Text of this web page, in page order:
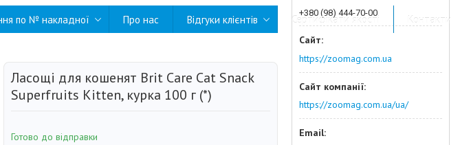
по № накладної Про нас Відгуки клієнтів Сертифікати якості Контакти
Ласощі для кошенят Brit Care Cat Snack
Superfruits Kitten, курка 100 г (*)
Готово до відправки
+380 (98) 444-70-00
https://zoomag.com.ua
https://zoomag.com.ua/ua/